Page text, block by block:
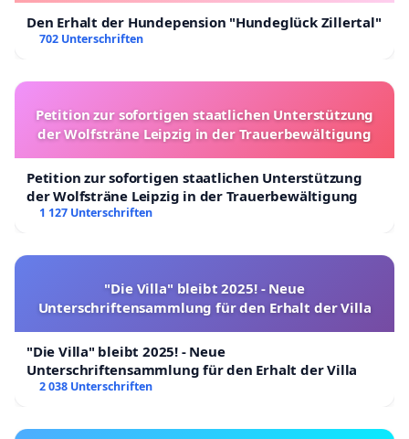
Den Erhalt der Hundepension "Hundeglück Zillertal"
702 Unterschriften
Petition zur sofortigen staatlichen Unterstützung
der Wolfsträne Leipzig in der Trauerbewältigung
Petition zur sofortigen staatlichen Unterstützung
der Wolfsträne Leipzig in der Trauerbewältigung
1 127 Unterschriften
"Die Villa" bleibt 2025! - Neue
Unterschriftensammlung für den Erhalt der Villa
"Die Villa" bleibt 2025! - Neue
Unterschriftensammlung für den Erhalt der Villa
2 038 Unterschriften